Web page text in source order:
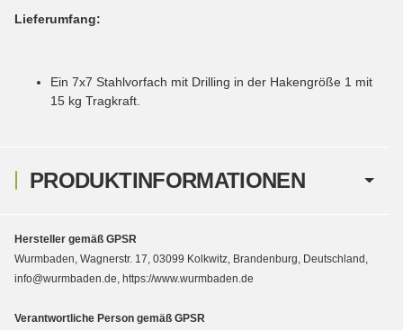
PRODUKTINFORMATIONEN
Lieferumfang:
Ein 7x7 Stahlvorfach mit Drilling in der Hakengröße 1 mit
15 kg Tragkraft.
Hersteller gemäß GPSR
Wurmbaden, Wagnerstr. 17, 03099 Kolkwitz, Brandenburg, Deutschland,
info@wurmbaden.de, https://www.wurmbaden.de
Verantwortliche Person gemäß GPSR